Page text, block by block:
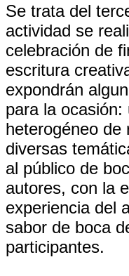
Se trata del
actividad se
celebración de
escritura
expondrán
para la ocasión:
heterogéneo de
diversas
al público de
autores, con la
experiencia del
sabor de boca
participantes.